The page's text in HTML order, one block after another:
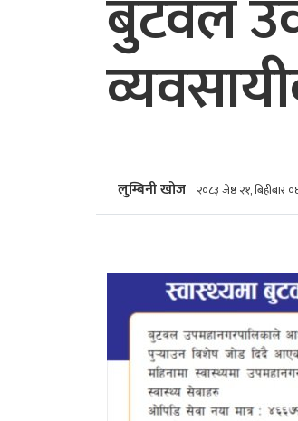
बुटवल
लुम्बिनी खोज २०८३ जेष्ठ २१, बिहीबार